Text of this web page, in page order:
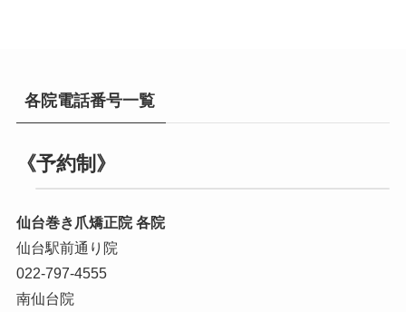
各院電話番号一覧
《予約制》
仙台巻き爪矯正院 各院
仙台駅前通り院
022-797-4555
南仙台院